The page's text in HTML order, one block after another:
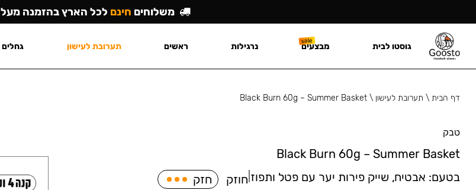
דף הבית\ תערובת לעישון \
Black Burn 60g – Summer Basket
טבק
Black Burn 60g – Summer Basket
בטעם: אבטיח, שייק פירות יער עם פטל ותפוז חוזק חזק
משלוחים חינם לכל הארץ בהזמנה מעל ₪449
גוסטו לבית מבצעים נרגילות ראשים תערובת לעישון גחלים